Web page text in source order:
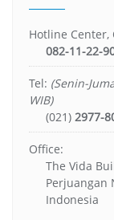
Hotline Center,
082-11-22-
Tel: (Senin-
WIB)
(021) 2977-
Office:
The Vida
Perjuangan
Indonesia